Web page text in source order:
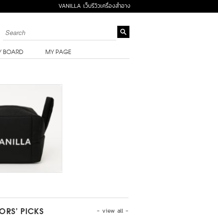
VANILLA เว็บรีวิวเครื่องสำอาง
BOARD MY PAGE
- view all -
PICKS